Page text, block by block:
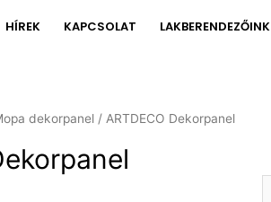
HÍREK KAPCSOLAT LAKBERENDEZŐINK
dekorpanel / ARTDECO Dekorpanel